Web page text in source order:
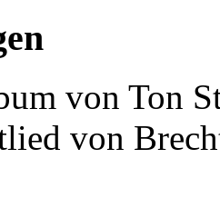
von Ton
von